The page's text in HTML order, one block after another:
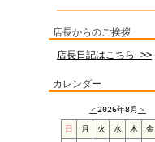
店長からのご挨拶
店長日記はこちら >>
カレンダー
＜2026年8月 ＞
日 月 火 水 木 金